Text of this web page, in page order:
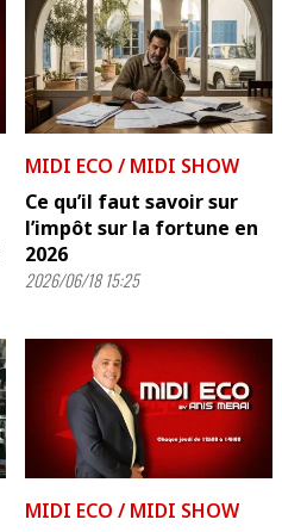
MIDI ECO / MIDI SHOW
Ce qu’il faut savoir sur
l’impôt sur la fortune en
2026
2026/06/18 15:25
MIDI ECO / MIDI SHOW